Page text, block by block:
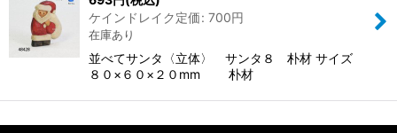
ケインドレイク定価: 700円
在庫あり
並べてサンタ〈立体〉 サンタ８ 朴材 サイズ
８０×６０×２０mm 朴材